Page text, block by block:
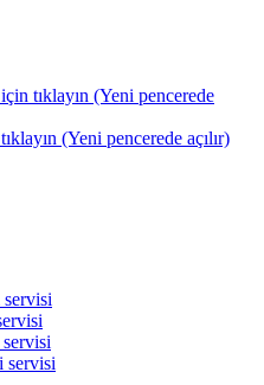
tıklayın (Yeni pencerede
(Yeni pencerede açılır)
servisi
servisi